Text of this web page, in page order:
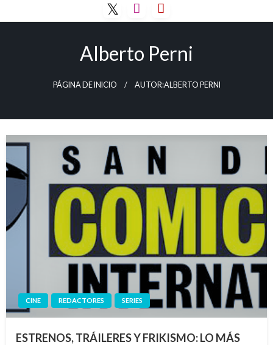
al
Alberto Perni
PÁGINA DE INICIO AUTOR:ALBERTO PERNI
CINE REDACTORES SERIES
ESTRENOS, TRÁILERES Y FRIKISMO: LO MÁS